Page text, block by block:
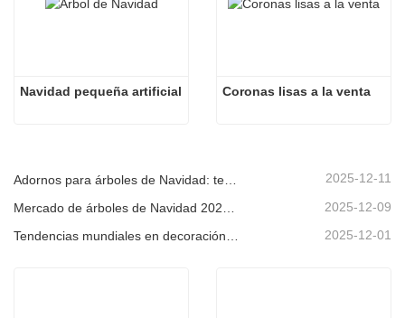
Navidad pequeña artificial Coronas lisas a la venta
2025-12-11
2025-12-09
Tendencias mundiales en decoración navideña y por qué Christmas Queen sigue liderando el mercado 2025-12-01